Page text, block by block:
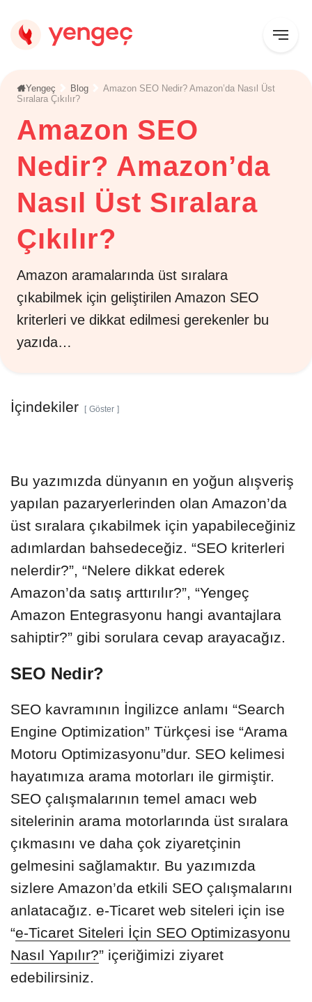
Yengeç Blog
Amazon SEO Nedir? Amazon’da Nasıl Üst
Sıralara Çıkılır?
Amazon SEO
Nedir? Amazon’da
Nasıl Üst Sıralara
Çıkılır?
Amazon aramalarında üst sıralara
çıkabilmek için geliştirilen Amazon SEO
kriterleri ve dikkat edilmesi gerekenler bu
yazıda…
Bu yazımızda dünyanın en yoğun alışveriş
yapılan pazaryerlerinden olan Amazon’da
üst sıralara çıkabilmek için yapabileceğiniz
adımlardan bahsedeceğiz. “SEO kriterleri
nelerdir?”, “Nelere dikkat ederek
Amazon’da satış arttırılır?”, “Yengeç
Amazon Entegrasyonu hangi avantajlara
sahiptir?” gibi sorulara cevap arayacağız.
SEO Nedir?
SEO kavramının İngilizce anlamı “Search
Engine Optimization” Türkçesi ise “Arama
Motoru Optimizasyonu”dur. SEO kelimesi
hayatımıza arama motorları ile girmiştir.
SEO çalışmalarının temel amacı web
sitelerinin arama motorlarında üst sıralara
çıkmasını ve daha çok ziyaretçinin
gelmesini sağlamaktır. Bu yazımızda
sizlere Amazon’da etkili SEO çalışmalarını
anlatacağız. e-Ticaret web siteleri için ise
“e-Ticaret Siteleri İçin SEO Optimizasyonu
Nasıl Yapılır?” içeriğimizi ziyaret
edebilirsiniz.
İçindekiler Göster